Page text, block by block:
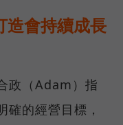
造會持續成長
政（Adam）指
確的經營目標，